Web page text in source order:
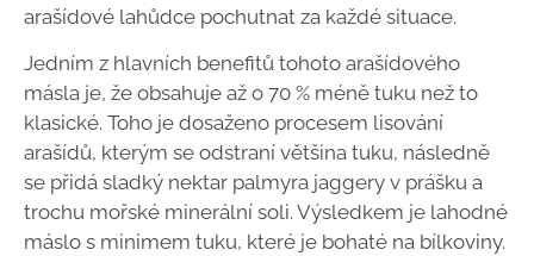
arašídové lahůdce pochutnat za každé situace.
Jedním z hlavních benefitů tohoto arašídového
másla je, že obsahuje až o 70 % méně tuku než to
klasické. Toho je dosaženo procesem lisování
arašídů, kterým se odstraní většina tuku, následně
se přidá sladký nektar palmyra jaggery v prášku a
trochu mořské minerální soli. Výsledkem je lahodné
máslo s minimem tuku, které je bohaté na bílkoviny.